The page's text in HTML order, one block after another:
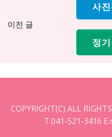
Post
이전 글
사
정
COPYRIGHT(C) ALL
T.041-521-3416